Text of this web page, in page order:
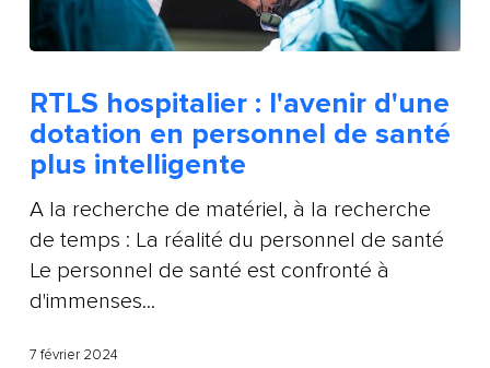
RTLS hospitalier : l'avenir d'une
dotation en personnel de santé
plus intelligente
A la recherche de matériel, à la recherche
de temps : La réalité du personnel de santé
Le personnel de santé est confronté à
d'immenses...
7 février 2024